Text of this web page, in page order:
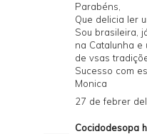
Parabéns,
Que delicia ler
Sou brasileira,
na Catalunha e
de vsas
Sucesso com
Monica
27 de febrer
Cocidodesopa